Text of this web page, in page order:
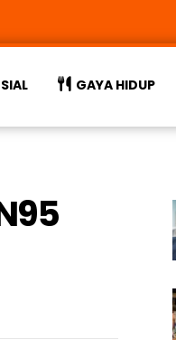
GAYA HIDUP